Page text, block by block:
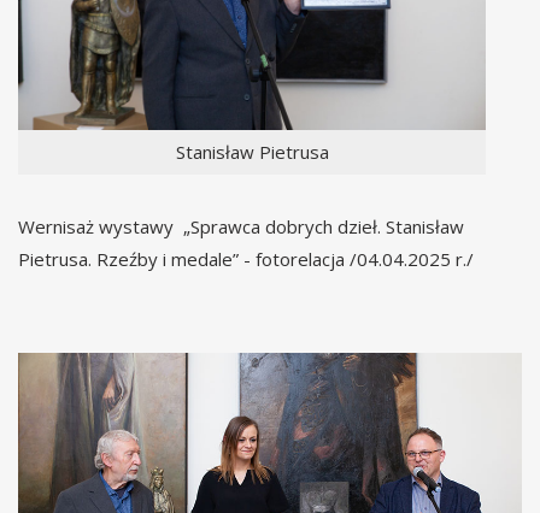
Stanisław Pietrusa
Wernisaż wystawy „Sprawca dobrych dzieł. Stanisław
Pietrusa. Rzeźby i medale” - fotorelacja /04.04.2025 r./